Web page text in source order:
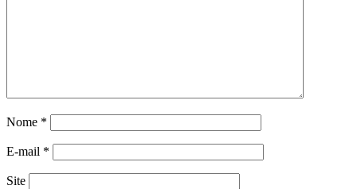
Nome *
E-mail *
Site